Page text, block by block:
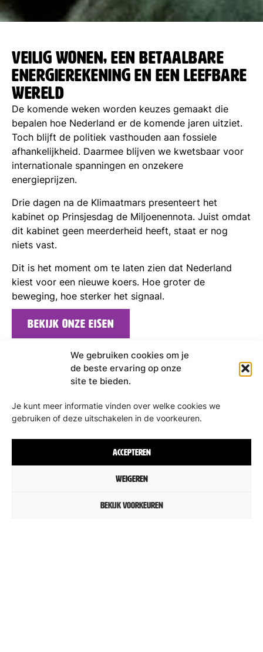
We gebruiken cookies om je
de beste ervaring op onze
site te bieden.
Je kunt meer informatie vinden over welke cookies we
gebruiken of deze uitschakelen in de voorkeuren.
Accepteren
Weigeren
Bekijk voorkeuren
veilig wonen, een betaalbare
energierekening en een leefbare
wereld
De komende weken worden keuzes gemaakt die
bepalen hoe Nederland er de komende jaren uitziet.
Toch blijft de politiek vasthouden aan fossiele
afhankelijkheid. Daarmee blijven we kwetsbaar voor
internationale spanningen en onzekere
energieprijzen.
Drie dagen na de Klimaatmars presenteert het
kabinet op Prinsjesdag de Miljoenennota. Juist omdat
dit kabinet geen meerderheid heeft, staat er nog
niets vast.
Dit is het moment om te laten zien dat Nederland
kiest voor een nieuwe koers. Hoe groter de
beweging, hoe sterker het signaal.
bekijk onze eisen